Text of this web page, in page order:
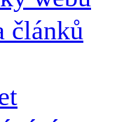
článků